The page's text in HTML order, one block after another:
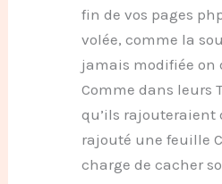
fin de vos pages
volée, comme la
jamais modifiée on
Comme dans leurs
qu’ils rajouteraient
rajouté une feuille
charge de cacher